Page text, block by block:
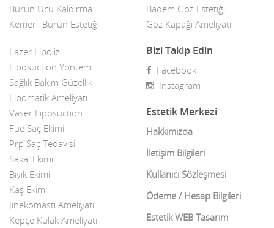
Hakkari
Hatay
Iğdır
Isparta
istanbul
izmir
K.Maraş
Cilt Sıkılaştırma
Diş Estetigi fiyatları
Diş Tedavileri
Doktorlar
Dudak Estetiği
Elmacık Kemiği Estetiği
Estetik Merkezleri
Burun Ucu Kaldırma
Kemerli Burun Estetiği
Badem Göz Estetiği
Göz Kapağı Ameliyatı
Lazer Lipoliz
Liposuction Yöntemi
Sağlık Bakım Güzellik
Lipomatik Ameliyatı
Vaser Liposuction
Fue Saç Ekimi
Prp Saç Tedavisi
Sakal Ekimi
Bıyık Ekimi
Kaş Ekimi
Jinekomasti Ameliyatı
Kepçe Kulak Ameliyatı
Bizi Takip Edin
Facebook
Instagram
Estetik Merkezi
Hakkımızda
İletişim Bilgileri
Kullanıcı Sözleşmesi
Ödeme / Hesap Bilgileri
Estetik WEB Tasarım